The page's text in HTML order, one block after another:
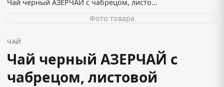
Чай черный АЗЕРЧАЙ с чабрецом, листовой
Фото товара
ЧАЙ
Чай черный АЗЕРЧАЙ с
чабрецом, листовой